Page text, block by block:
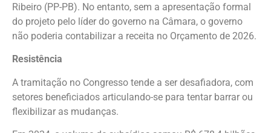
Ribeiro (PP-PB). No entanto, sem a apresentação formal
do projeto pelo líder do governo na Câmara, o governo
não poderia contabilizar a receita no Orçamento de 2026.
Resistência
A tramitação no Congresso tende a ser desafiadora, com
setores beneficiados articulando-se para tentar barrar ou
flexibilizar as mudanças.